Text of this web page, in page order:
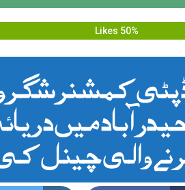
50% Likes
کمشنر شگر
میں
والی چینل